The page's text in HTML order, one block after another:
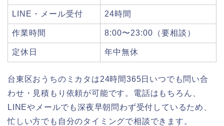
LINE・メール受付 24時間
作業時間 8:00〜23:00（要相談）
定休日 年中無休
台東区おうちのミカタは24時間365日いつでも問い合
わせ・見積もり依頼が可能です。電話はもちろん、
LINEやメールでも深夜早朝問わず受付しているため、
忙しい方でも自分のタイミングで相談できます。